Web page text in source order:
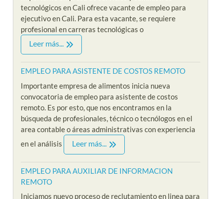
tecnológicos en Cali ofrece vacante de empleo para
ejecutivo en Cali. Para esta vacante, se requiere
profesional en carreras tecnológicas o
Leer más...
EMPLEO PARA ASISTENTE DE COSTOS REMOTO
Importante empresa de alimentos inicia nueva
convocatoria de empleo para asistente de costos
remoto. Es por esto, que nos encontramos en la
búsqueda de profesionales, técnico o tecnólogos en el
area contable o áreas administrativas con experiencia
en el análisis
Leer más...
EMPLEO PARA AUXILIAR DE INFORMACION
REMOTO
Iniciamos nuevo proceso de reclutamiento en linea para